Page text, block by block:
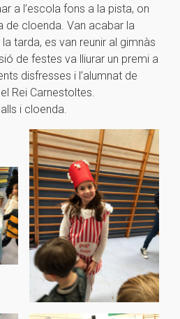
a l’escola fons a la pista, on
de cloenda. Van acabar la
tarda, es van reunir al gimnàs
de festes va lliurar un premi a
disfresses i l’alumnat de
Rei Carnestoltes.
i cloenda.